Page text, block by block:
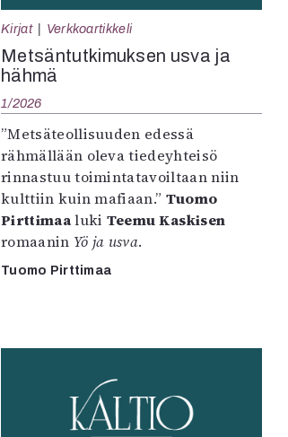
Kirjat Verkkoartikkeli
Metsäntutkimuksen usva ja
hähmä
1/2026
”Metsäteollisuuden edessä
rähmällään oleva tiedeyhteisö
rinnastuu toimintatavoiltaan niin
kulttiin kuin mafiaan.” Tuomo
Pirttimaaluki Teemu Kaskisen
romaanin Yö ja usva.
Tuomo Pirttimaa